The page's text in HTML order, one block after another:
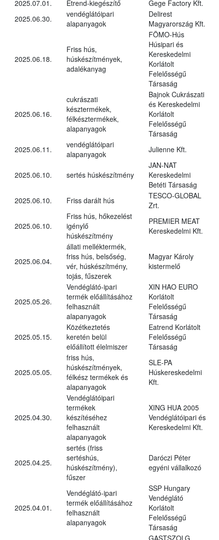
2025.07.01. Étrend-kiegészítő
Gege Factory Kft.
2025.06.30.
vendéglátóipari
alapanyagok
Delirest
Magyarország Kft.
2025.06.18.
Friss hús,
húskészítmények,
adalékanyag
FÖMO-Hús
Húsipari és
Kereskedelmi
Korlátolt
Felelősségű
Társaság
2025.06.16.
cukrászati
késztermékek,
félkésztermékek,
alapanyagok
Bajnok Cukrászati
és Kereskedelmi
Korlátolt
Felelősségű
Társaság
2025.06.11.
vendéglátóipari
alapanyagok
Julienne Kft.
2025.06.10. sertés húskészítmény
JAN-NAT
Kereskedelmi
Betéti Társaság
2025.06.10.
Friss darált hús
TESCO-GLOBAL
Zrt.
2025.06.10.
Friss hús, hőkezelést
igénylő
húskészítmény
PREMIER MEAT
Kereskedelmi Kft.
2025.06.04.
állati melléktermék,
friss hús, belsőség,
vér, húskészítmény,
tojás, fűszerek
Magyar Károly
kistermelő
2025.05.26.
Vendéglátó-ipari
termék előállításához
felhasznált
alapanyagok
XIN HAO EURO
Korlátolt
Felelősségű
Társaság
2025.05.15.
Közétkeztetés
keretén belül
előállított élelmiszer
Eatrend Korlátolt
Felelősségű
Társaság
2025.05.05.
friss hús,
húskészítmények,
félkész termékek és
alapanyagok
SLE-PA
Húskereskedelmi
Kft.
2025.04.30.
Vendéglátóipari
termékek
készítéséhez
felhasznált
alapanyagok
XING HUA 2005
Vendéglátóipari és
Kereskedelmi Kft.
2025.04.25.
sertés (friss
sertéshús,
húskészítmény),
fűszer
Daróczi Péter
egyéni vállalkozó
2025.04.01.
Vendéglátó-ipari
termék előállításához
felhasznált
alapanyagok
SSP Hungary
Vendéglátó
Korlátolt
Felelősségű
Társaság
GASTSZOLG